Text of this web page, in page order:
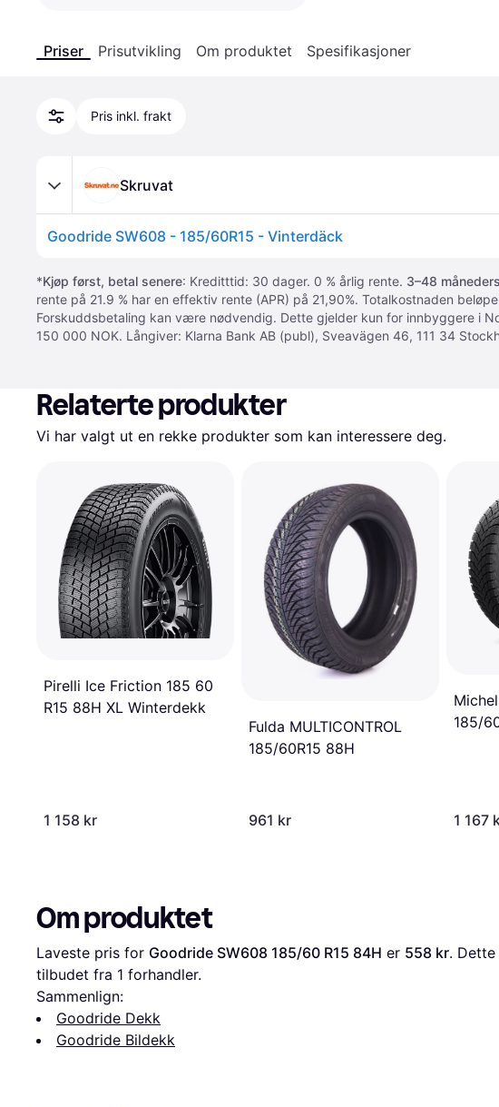
Priser Prisutvikling Om produktet Spesifikasjoner
Pris inkl. frakt
Skruvat
Goodride SW608 - 185/60R15 - Vinterdäck
*Kjøp først, betal senere: Kreditttid: 30 dager. 0 % årlig rente. 3–48
rente på 21.9 % har en effektiv rente (APR) på 21,90%. Totalkostnaden
Forskuddsbetaling kan være nødvendig. Dette gjelder kun for innbyggere i
150 000 NOK. Långiver: Klarna Bank AB (publ), Sveavägen 46, 111 34
Relaterte produkter
Vi har valgt ut en rekke produkter som kan interessere deg.
Pirelli Ice Friction 185 60
R15 88H XL Winterdekk
1 158 kr
Fulda MULTICONTROL
185/60R15 88H
961 kr
185/
1 167
Om produktet
Laveste pris for Goodride SW608 185/60 R15 84H er 558 kr.
tilbudet fra 1 forhandler.
Sammenlign:
Goodride Dekk
Goodride Bildekk